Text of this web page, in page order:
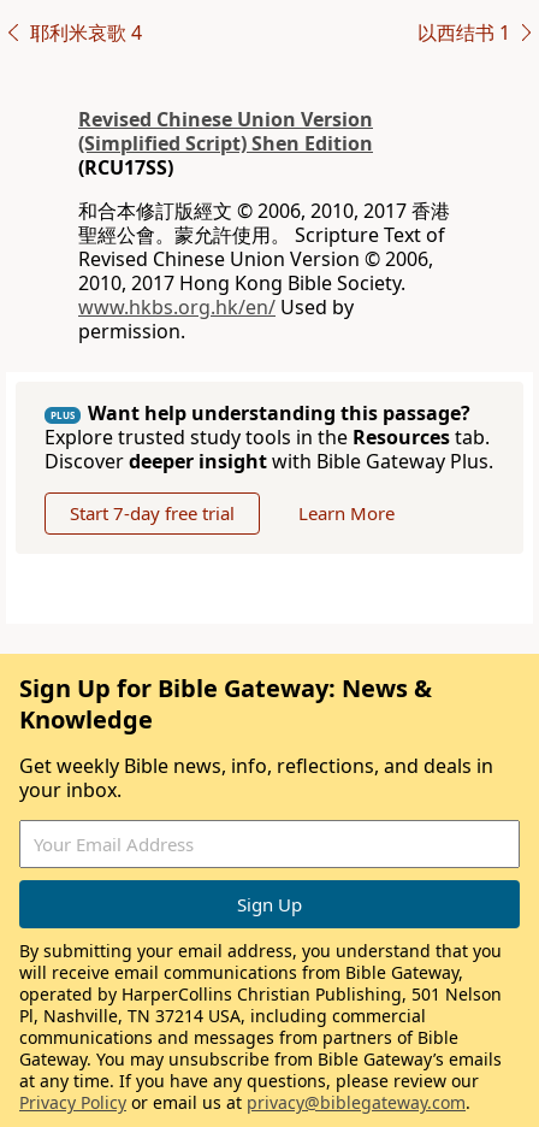
耶利米哀歌 4 以西结书 1
Revised Chinese Union Version
(Simplified Script) Shen Edition
(RCU17SS)
和合本修訂版經文 © 2006, 2010, 2017 香港
聖經公會。蒙允許使用。 Scripture Text of
Revised Chinese Union Version © 2006,
2010, 2017 Hong Kong Bible Society.
www.hkbs.org.hk/en/ Used by
permission.
PLUS
Want help understanding this passage?
Explore trusted study tools in the Resourcestab.
Discoverdeeper insightwith Bible Gateway Plus.
Start 7-day free trial Learn More
Sign Up for Bible Gateway: News &
Knowledge
Get weekly Bible news, info, reflections, and deals in
your inbox.
By submitting your email address, you understand that you
will receive email communications from Bible Gateway,
operated by HarperCollins Christian Publishing, 501 Nelson
Pl, Nashville, TN 37214 USA, including commercial
communications and messages from partners of Bible
Gateway. You may unsubscribe from Bible Gateway’s emails
at any time. If you have any questions, please review our
Privacy Policy or email us at privacy@biblegateway.com.